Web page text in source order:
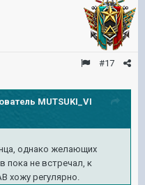
#17
MUTSUKI_VI
однако желающих
пока не встречал, к
хожу регулярно.